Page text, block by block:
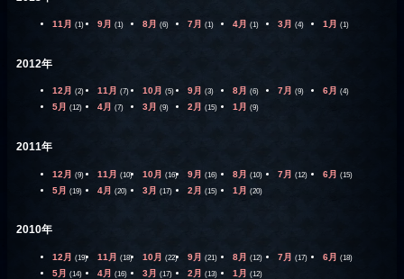
11月 (1) 9月 (1) 8月 (6) 7月 (1) 4月 (1) 3月 (4) 1月 (1)
2012年
12月 (2) 11月 (7) 10月 (5) 9月 (3) 8月 (6) 7月 (9) 6月 (4)
5月 (12) 4月 (7) 3月 (9) 2月 (15) 1月 (9)
2011年
12月 (9) 11月 (10) 10月 (16) 9月 (16) 8月 (10) 7月 (12) 6月 (15)
5月 (19) 4月 (20) 3月 (17) 2月 (15) 1月 (20)
2010年
12月 (19) 11月 (18) 10月 (22) 9月 (21) 8月 (12) 7月 (17) 6月 (18)
5月 (14) 4月 (16) 3月 (17) 2月 (13) 1月 (12)